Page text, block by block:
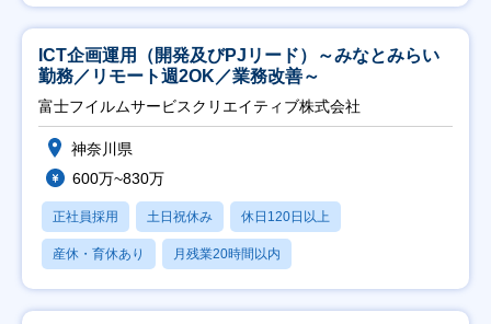
ICT企画運用（開発及びPJリード）～みなとみらい
勤務／リモート週2OK／業務改善～
富士フイルムサービスクリエイティブ株式会社
神奈川県
600万~830万
正社員採用 土日祝休み 休日120日以上
産休・育休あり 月残業20時間以内